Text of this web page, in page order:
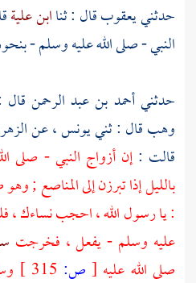
حدثنييعقوبقال : ثناابن علية
النبي - صلى الله عليه وسلم -
حدثنيأحمد بن عبد الرحمن
وهبقال : ثنييونس ،عن
قالت :إن أزواج النبي - صلى
بالليل إذا تبرزن إلى المناصع ;
: يا رسول الله ، احجب نساءك ،
عليه وسلم - يفعل ، فخرجت
صلى الله عليه [ ص: